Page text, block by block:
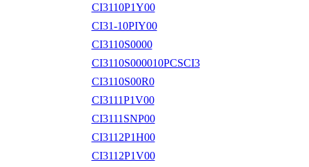
CI3110P1Y00
CI31-10PIY00
CI3110S0000
CI3110S000010PCSCI3
CI3110S00R0
CI3111P1V00
CI3111SNP00
CI3112P1H00
CI3112P1V00